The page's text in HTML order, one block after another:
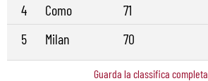
4
Como
71
5
Milan 70
Guarda la classifica completa